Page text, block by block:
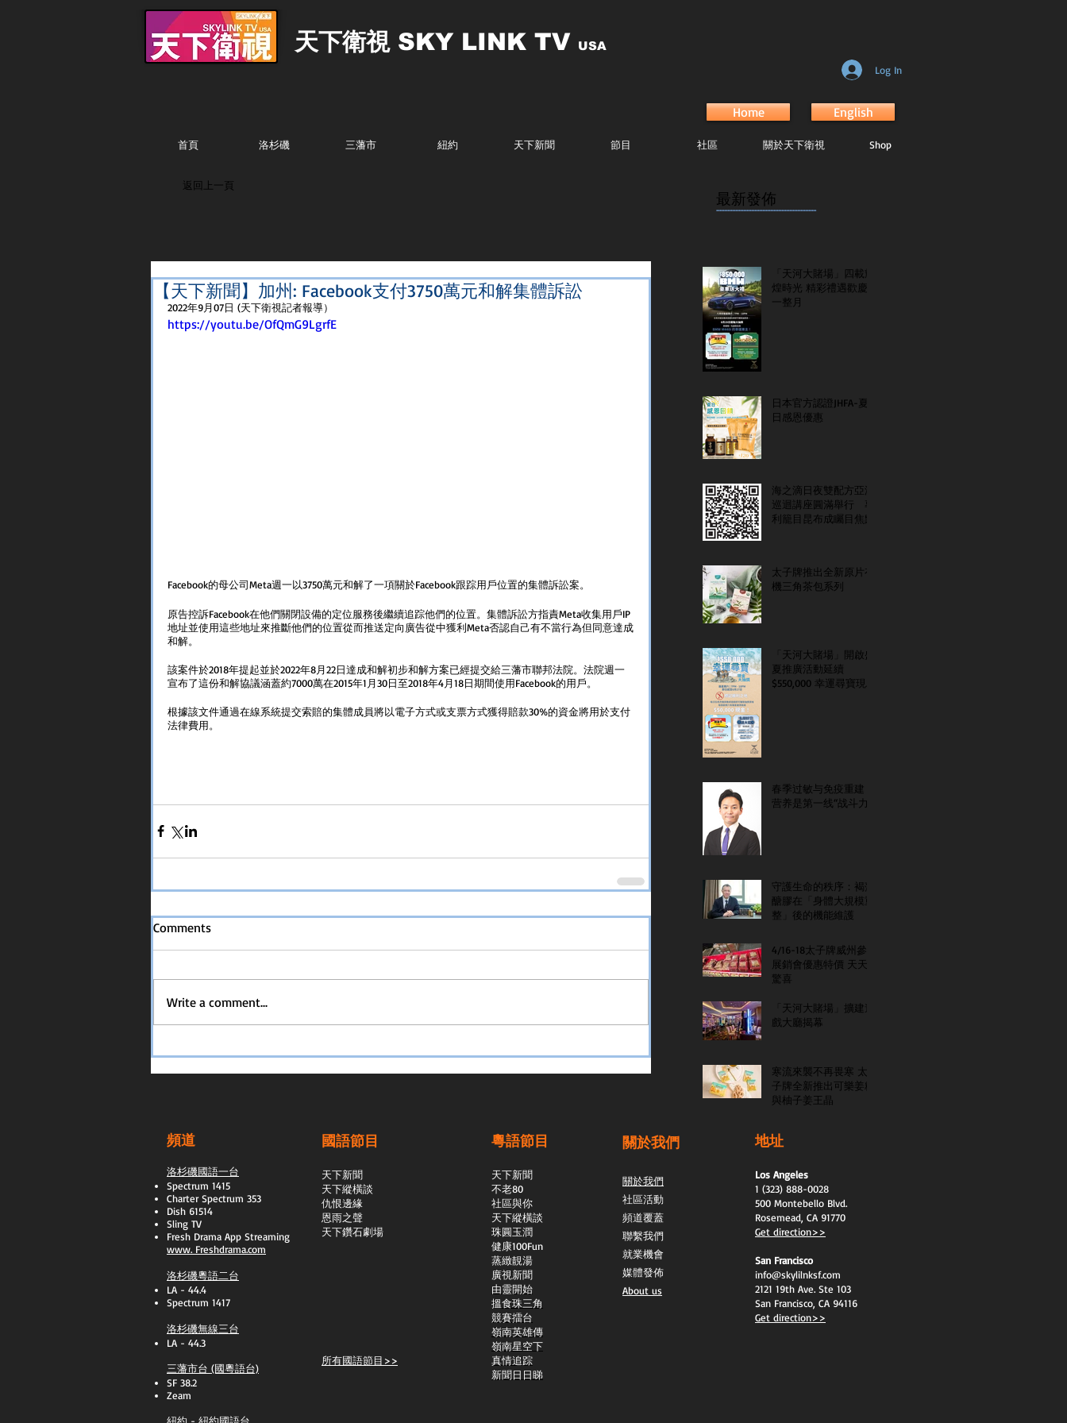
天下衛視SKY LINK TV USA
Log In
Home English
首頁 洛杉磯 三藩市 紐約 天下新聞 節目 社區 關於天下衛視 Shop
返回上一頁
【天下新聞】加州: Facebook支付3750萬元和解集體訴訟
2022年9月07日 (天下衛視記者報導）
https://youtu.be/OfQmG9LgrfE
Facebook的母公司Meta週一以3750萬元和解了一項關於Facebook跟踪用戶位置的集體訴訟案。
原告控訴Facebook在他們關閉設備的定位服務後繼續追踪他們的位置。集體訴訟方指責Meta收集用戶IP
地址並使用這些地址來推斷他們的位置從而推送定向廣告從中獲利Meta否認自己有不當行為但同意達成
和解。
該案件於2018年提起並於2022年8月22日達成和解初步和解方案已經提交給三藩市聯邦法院。法院週一
宣布了這份和解協議涵蓋約7000萬在2015年1月30日至2018年4月18日期間使用Facebook的用戶。
根據該文件通過在線系統提交索賠的集體成員將以電子方式或支票方式獲得賠款30%的資金將用於支付
法律費用。
Comments
Write a comment...
最新發佈
...............................................................
「天河大賭場」四載輝
煌時光 精彩禮遇歡慶
一整月
日本官方認證JHFA-夏
日感恩優惠
海之滴日夜雙配方亞洲
巡迴講座圓滿舉行 專
利籠目昆布成矚目焦點
太子牌推出全新原片有
機三角茶包系列
「天河大賭場」開啟盛
夏推廣活動延續
$550,000 幸運尋寶現金
春季过敏与免疫重建：
营养是第一线“战斗力”
守護生命的秩序：褐藻
醣膠在「身體大規模重
整」後的機能維護
4/16-18太子牌威州參
展銷會優惠特價 天天
驚喜
「天河大賭場」擴建遊
戲大廳揭幕
寒流來襲不再畏寒 太
子牌全新推出可樂姜糖
與柚子姜王晶
頻道
洛杉磯國語一台
Spectrum 1415
Charter Spectrum 353
Dish 61514
Sling TV
​Fresh Drama App Streaming
www. Freshdrama.com
洛杉磯粵語二台
LA - 44.4
Spectrum 1417
洛杉磯無線三台
LA - 44.3
三藩市台 (國粵語台)
SF 38.2
Zeam
國語節目
天下新聞
天下縱橫談
​仇恨邊緣
恩雨之聲
天下鑽石劇場
所有國語節目>>
粵語節目
天下新聞
不老80
社區與你
天下縱橫談
​珠圓玉潤
​健康100Fun
蒸緻靚湯
​廣視新聞
由靈開始
搵食珠三角
競賽擂台
嶺南英雄傳
嶺南星空下
真情追踪
新聞日日睇
關於我們
關於我們
社區活動
頻道覆蓋
聯繫我們
就業機會
媒體發佈
About us
地址
Los Angeles
1 (323) 888-0028
500 Montebello Blvd.
Rosemead, CA 91770
Get direction>>
San Francisco
info@skylilnksf.com
2121 19th Ave. Ste 103
San Francisco, CA 94116
Get direction>>